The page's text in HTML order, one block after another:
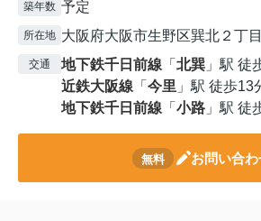
築年数 予定
所在地 大阪府大阪市生野区巽北２丁目
交通 地下鉄千日前線 「 北巽 」駅 徒
近鉄大阪線 「 今里 」駅 徒歩13
地下鉄千日前線 「 小路 」駅 徒
無料 お問い合わ